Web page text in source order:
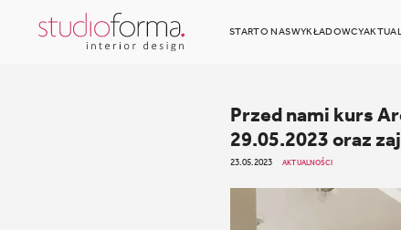
STARTO NASWYKŁADOWCY
Przed nami kurs
29.05.2023 oraz
23.05.2023 AKTUALNOŚCI